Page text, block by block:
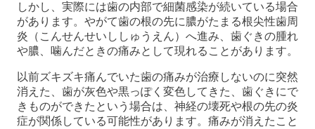
しかし、実際には歯の内部で細菌感染が続いている場合
があります。やがて歯の根の先に膿がたまる根尖性歯周
炎（こんせんせいししゅうえん）へ進み、歯ぐきの腫れ
や膿、噛んだときの痛みとして現れることがあります。
以前ズキズキ痛んでいた歯の痛みが治療しないのに突然
消えた、歯が灰色や黒っぽく変色してきた、歯ぐきにで
きものができたという場合は、神経の壊死や根の先の炎
症が関係している可能性があります。痛みが消えたこと